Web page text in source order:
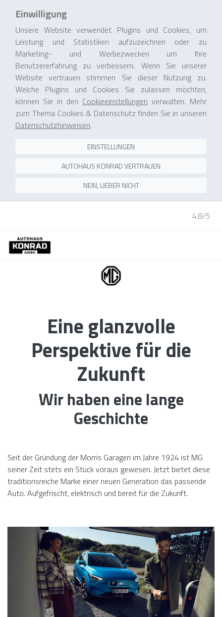
4.8/5
Eine glanzvolle
Perspektive für die
Zukunft
Wir haben eine lange
Geschichte
Seit der Gründung der Morris Garagen im Jahre 1924 ist MG
seiner Zeit stets ein Stück voraus gewesen. Jetzt bietet diese
traditionsreiche Marke einer neuen Generation das passende
Auto. Aufgefrischt, elektrisch und bereit für die Zukunft.
Einwilligung
Unsere Website verwendet Plugins und Cookies, um
Leistung und Statistiken aufzuzeichnen oder zu
Marketing- und Werbezwecken um Ihre
Benutzererfahrung zu verbessern. Wenn Sie unserer
Website vertrauen stimmen Sie dieser Nutzung zu.
Welche Plugins und Cookies Sie zulassen möchten,
können Sie in den Cookieeinstellungen verwalten. Mehr
zum Thema Cookies & Datenschutz finden Sie in unseren
Datenschutzhinweisen.
EINSTELLUNGEN
AUTOHAUS KONRAD VERTRAUEN
NEIN, LIEBER NICHT